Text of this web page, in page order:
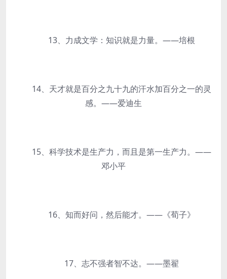
13、力成文学：知识就是力量。——培根
14、天才就是百分之九十九的汗水加百分之一的灵
感。——爱迪生
15、科学技术是生产力，而且是第一生产力。——
邓小平
16、知而好问，然后能才。——《荀子》
17、志不强者智不达。——墨翟